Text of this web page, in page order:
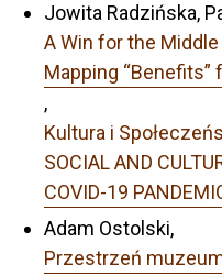
Jowita Radzińska,
A Win for the
Mapping “Benefits”
,
Kultura i
SOCIAL AND
COVID-19
Adam Ostolski,
Przestrzeń